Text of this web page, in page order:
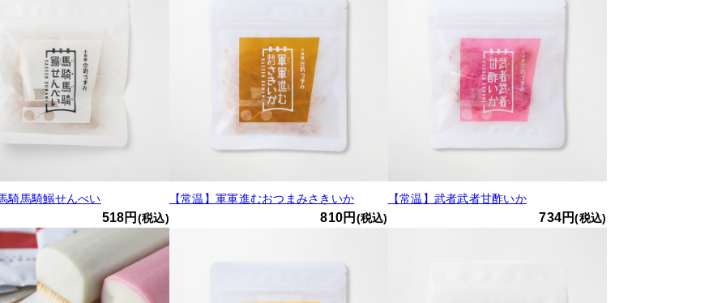
騎馬騎鰯せんべい
518円 (税込)
【常温】軍軍進むおつまみさきいか
810円 (税込)
【常温】武者武者甘酢いか
734円(税込)